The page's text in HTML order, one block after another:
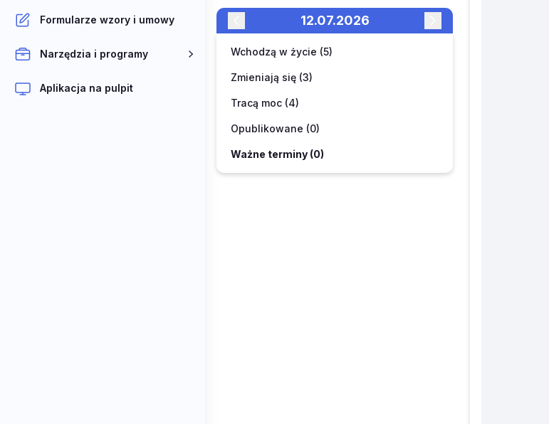
Formularze wzory i umowy
Narzędzia i programy
Aplikacja na pulpit
12.07.2026
Wchodzą w życie (5)
Zmieniają się (3)
Tracą moc (4)
Opublikowane (0)
Ważne terminy (0)